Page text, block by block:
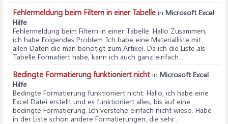
Fehlermeldung beim Filtern in einer Tabelle in Microsoft Excel
Hilfe
Fehlermeldung beim Filtern in einer Tabelle: Hallo Zusammen,
ich habe Folgendes Problem. Ich habe eine Materialliste mit
allen Daten die man benötigt zum Artikel. Da ich die Liste als
Tabelle Formatiert habe, kann ich auch ganz einfach...
Bedingte Formatierung funktioniert nicht in Microsoft Excel
Hilfe
Bedingte Formatierung funktioniert nicht: Hallo, ich habe eine
Excel Datei erstellt und es funktioniert alles, bis auf eine
bedingte Formatierung. Ich verstehe einfach nicht wieso. Habe
in der Liste schon andere Formatierungen, die sehr...